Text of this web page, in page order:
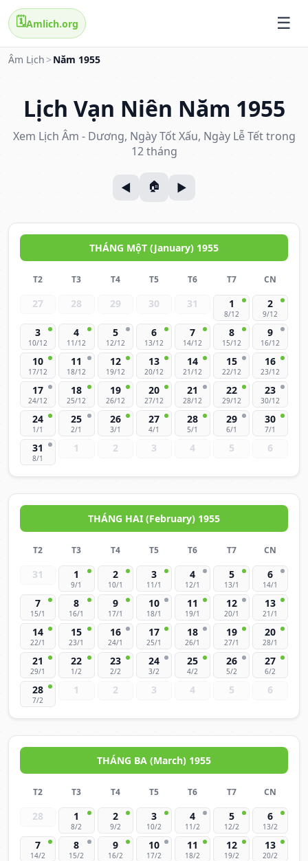
🗓️Amlich.org
Âm Lịch > Năm 1955
Lịch Vạn Niên Năm 1955
Xem Lịch Âm - Dương, Ngày Tốt Xấu, Ngày Lễ Tết trong
12 tháng
THÁNG MộT (January) 1955
T2 T3 T4 T5 T6 T7 CN
27 28 29 30 31 1
8/12
2
9/12
3
10/12
4
11/12
5
12/12
6
13/12
7
14/12
8
15/12
9
16/12
10
17/12
11
18/12
12
19/12
13
20/12
14
21/12
15
22/12
16
23/12
17
24/12
18
25/12
19
26/12
20
27/12
21
28/12
22
29/12
23
30/12
24
1/1
25
2/1
26
3/1
27
4/1
28
5/1
29
6/1
30
7/1
31
8/1
1 2 3 4 5 6
THÁNG HAI (February) 1955
T2 T3 T4 T5 T6 T7 CN
31 1
9/1
2
10/1
3
11/1
4
12/1
5
13/1
6
14/1
7
15/1
8
16/1
9
17/1
10
18/1
11
19/1
12
20/1
13
21/1
14
22/1
15
23/1
16
24/1
17
25/1
18
26/1
19
27/1
20
28/1
21
29/1
22
1/2
23
2/2
24
3/2
25
4/2
26
5/2
27
6/2
28
7/2
1 2 3 4 5 6
THÁNG BA (March) 1955
T2 T3 T4 T5 T6 T7 CN
28 1
8/2
2
9/2
3
10/2
4
11/2
5
12/2
6
13/2
7
14/2
8
15/2
9
16/2
10
17/2
11
18/2
12
19/2
13
20/2